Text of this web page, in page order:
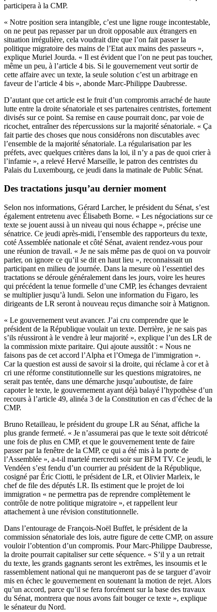
participera à la CMP.
« Notre position sera intangible, c’est une ligne rouge incontestable,
on ne peut pas repasser par un droit opposable aux étrangers en
situation irrégulière, cela voudrait dire que l’on fait passer la
politique migratoire des mains de l’Etat aux mains des passeurs »,
explique Muriel Jourda. « Il est évident que l’on ne peut pas toucher,
même un peu, à l’article 4 bis. Si le gouvernement veut sortir de
cette affaire avec un texte, la seule solution c’est un arbitrage en
faveur de l’article 4 bis », abonde Marc-Philippe Daubresse.
D’autant que cet article est le fruit d’un compromis arraché de haute
lutte entre la droite sénatoriale et ses partenaires centristes, fortement
divisés sur ce point. Sa remise en cause pourrait donc, par voie de
ricochet, entraîner des répercussions sur la majorité sénatoriale. « Ça
fait partie des choses que nous considérons non discutables avec
l’ensemble de la majorité sénatoriale. La régularisation par les
préfets, avec quelques critères dans la loi, il n’y a pas de quoi crier à
l’infamie », a relevé Hervé Marseille, le patron des centristes du
Palais du Luxembourg, ce jeudi dans la matinale de Public Sénat.
Des tractations jusqu’au dernier moment
Selon nos informations, Gérard Larcher, le président du Sénat, s’est
également entretenu avec Élisabeth Borne. « Les négociations sur ce
texte se jouent aussi à un niveau qui nous échappe », précise une
sénatrice. Ce jeudi après-midi, l’ensemble des rapporteurs du texte,
coté Assemblée nationale et côté Sénat, avaient rendez-vous pour
une réunion de travail. « Je ne sais même pas de quoi on va pouvoir
parler, on ignore ce qu’il se dit en haut lieu », reconnaissait un
participant en milieu de journée. Dans la mesure où l’essentiel des
tractations se déroule généralement dans les jours, voire les heures
qui précédent la tenue formelle d’une CMP, les échanges devraient
se multiplier jusqu’à lundi. Selon une information du Figaro, les
dirigeants de LR seront à nouveau reçus dimanche soir à Matignon.
« Le gouvernement veut avancer. J’ai cru comprendre que le
président de la République voulait un texte. Derrière, je ne sais pas
s’ils réussiront à le vendre à leur majorité », explique l’un des LR de
la commission mixte paritaire. Qui ajoute aussitôt : « Nous ne
faisons pas de cet accord l’Alpha et l’Omega de l’immigration ».
Car la question est aussi de savoir si la droite, qui réclame à cor et à
cri une réforme constitutionnelle sur les questions migratoires, ne
serait pas tentée, dans une démarche jusqu’auboutiste, de faire
capoter le texte, le gouvernement ayant déjà balayé l’hypothèse d’un
recours à l’article 49, alinéa 3 de la Constitution en cas d’échec de la
CMP.
Bruno Retailleau, le président du groupe LR au Sénat, affiche la
plus grande fermeté. « Je n’assumerai pas que le texte soit détricoté
une fois de plus en CMP, et que le gouvernement tente de faire
passer par la fenêtre de la CMP, ce qui a été mis à la porte de
l’Assemblée », a-t-il martelé mercredi soir sur BFM TV. Ce jeudi, le
Vendéen s’est fendu d’un courrier au président de la République,
cosigné par Éric Ciotti, le président de LR, et Olivier Marleix, le
chef de file des députés LR. Ils estiment que le projet de loi
immigration « ne permettra pas de reprendre complètement le
contrôle de notre politique migratoire », et rappellent leur
attachement à une révision constitutionnelle.
Dans l’entourage de François-Noël Buffet, le président de la
commission sénatoriale des lois, autre figure de cette CMP, on assure
vouloir l’obtention d’un compromis. Pour Marc-Philippe Daubresse,
la droite pourrait capitaliser sur cette séquence. « S’il y a un retrait
du texte, les grands gagnants seront les extrêmes, les insoumis et le
rassemblement national qui ne manqueront pas de se targuer d’avoir
mis en échec le gouvernement en soutenant la motion de rejet. Alors
qu’un accord, parce qu’il se fera forcément sur la base des travaux
du Sénat, montrera que nous avons fait bouger ce texte », explique
le sénateur du Nord.